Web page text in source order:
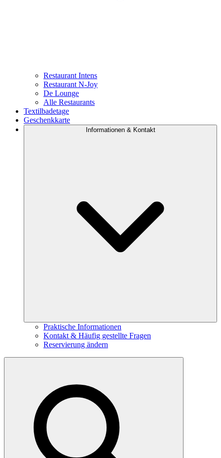
Restaurant Intens
Restaurant N-Joy
De Lounge
Alle Restaurants
Textilbadetage
Geschenkkarte
Informationen & Kontakt
Praktische Informationen
Kontakt & Häufig gestellte Fragen
Reservierung ändern